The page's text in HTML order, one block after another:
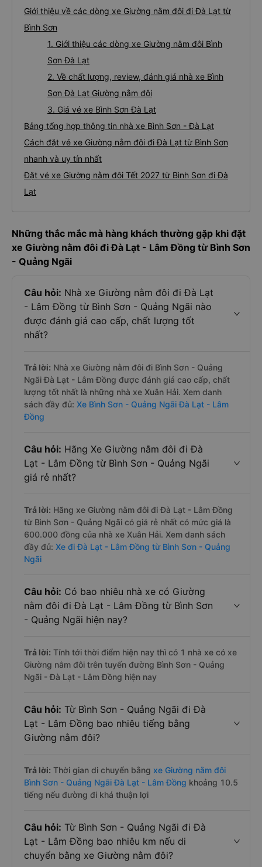
Giới thiệu về các dòng xe Giường nằm đôi đi Đà Lạt từ
Bình Sơn
1. Giới thiệu các dòng xe Giường nằm đôi Bình
Sơn Đà Lạt
2. Về chất lượng, review, đánh giá nhà xe Bình
Sơn Đà Lạt Giường nằm đôi
3. Giá vé xe Bình Sơn Đà Lạt
Bảng tổng hợp thông tin nhà xe Bình Sơn - Đà Lạt
Cách đặt vé xe Giường nằm đôi đi Đà Lạt từ Bình Sơn
nhanh và uy tín nhất
Đặt vé xe Giường nằm đôi Tết 2027 từ Bình Sơn đi Đà
Lạt
Những thắc mắc mà hàng khách thường gặp khi đặt
xe Giường nằm đôi đi Đà Lạt - Lâm Đồng từ Bình Sơn
- Quảng Ngãi
Câu hỏi: Nhà xe Giường nằm đôi đi Đà Lạt
- Lâm Đồng từ Bình Sơn - Quảng Ngãi nào
được đánh giá cao cấp, chất lượng tốt
nhất?
Trả lời: Nhà xe Giường nằm đôi đi Bình Sơn - Quảng
Ngãi Đà Lạt - Lâm Đồng được đánh giá cao cấp, chất
lượng tốt nhất là những nhà xe Xuân Hải. Xem danh
sách đầy đủ: Xe Bình Sơn - Quảng Ngãi Đà Lạt - Lâm
Đồng
Câu hỏi: Hãng Xe Giường nằm đôi đi Đà
Lạt - Lâm Đồng từ Bình Sơn - Quảng Ngãi
giá rẻ nhất?
Trả lời: Hãng xe Giường nằm đôi đi Đà Lạt - Lâm Đồng
từ Bình Sơn - Quảng Ngãi có giá rẻ nhất có mức giá là
600.000 đồng của nhà xe Xuân Hải. Xem danh sách
đầy đủ: Xe đi Đà Lạt - Lâm Đồng từ Bình Sơn - Quảng
Ngãi
Câu hỏi: Có bao nhiêu nhà xe có Giường
nằm đôi đi Đà Lạt - Lâm Đồng từ Bình Sơn
- Quảng Ngãi hiện nay?
Trả lời: Tính tới thời điểm hiện nay thì có 1 nhà xe có xe
Giường nằm đôi trên tuyến đường Bình Sơn - Quảng
Ngãi - Đà Lạt - Lâm Đồng hiện nay
Câu hỏi: Từ Bình Sơn - Quảng Ngãi đi Đà
Lạt - Lâm Đồng bao nhiêu tiếng bằng
Giường nằm đôi?
Trả lời: Thời gian di chuyển bằng xe Giường nằm đôi
Bình Sơn - Quảng Ngãi Đà Lạt - Lâm Đồng khoảng 10.5
tiếng nếu đường đi khá thuận lợi
Câu hỏi: Từ Bình Sơn - Quảng Ngãi đi Đà
Lạt - Lâm Đồng bao nhiêu km nếu di
chuyển bằng xe Giường nằm đôi?